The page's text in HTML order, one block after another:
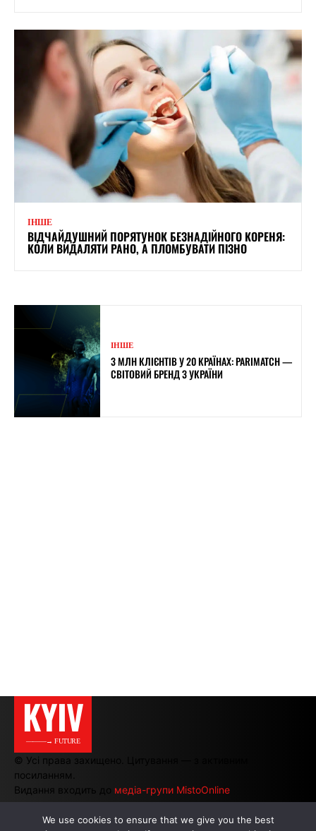
ІНШЕ
ВІДЧАЙДУШНИЙ ПОРЯТУНОК БЕЗНАДІЙНОГО КОРЕНЯ:
КОЛИ ВИДАЛЯТИ РАНО, А ПЛОМБУВАТИ ПІЗНО
ІНШЕ
3 МЛН КЛІЄНТІВ У 20 КРАЇНАХ: PARIMATCH —
СВІТОВИЙ БРЕНД З УКРАЇНИ
KYIV
———→ FUTURE
© Усі права захищено. Цитування — з активним
посиланням.
Видання входить до медіа-групи MistoOnline
We use cookies to ensure that we give you the best